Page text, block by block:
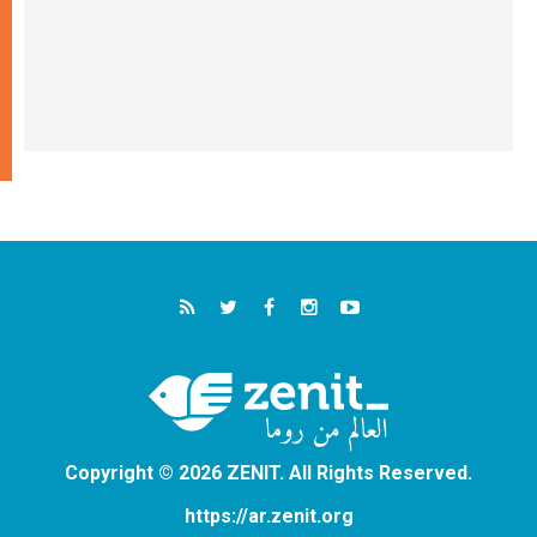
Copyright © 2026 ZENIT. All Rights Reserved.
https://ar.zenit.org